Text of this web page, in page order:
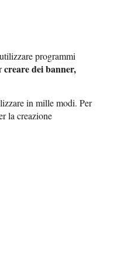
programmi
creare dei banner,
in mille modi. Per
la creazione